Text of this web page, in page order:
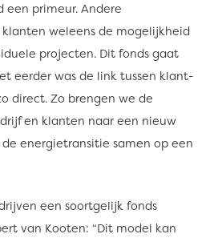
een primeur. Andere
weleens de mogelijkheid
projecten. Dit fonds gaat
eerder was de link tussen klant-
direct. Zo brengen we de
en klanten naar een nieuw
energietransitie samen op een
een soortgelijk fonds
van Kooten: “Dit model kan